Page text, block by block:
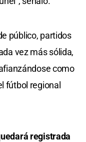
público, partidos
vez más sólida,
como
fútbol regional
registrada